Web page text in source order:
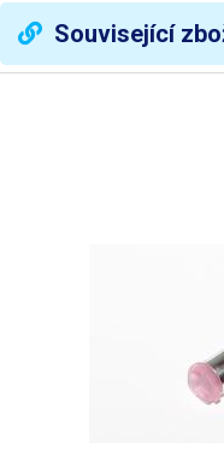
Související